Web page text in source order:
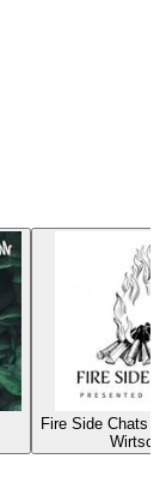
Fire Side Chats